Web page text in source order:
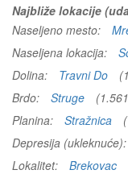
Najbliže lokacije
Naseljeno mesto:
Naseljena lokacija:
Dolina:
Travni Do
Brdo:
Struge
Planina:
Stražnica
Depresija (ukleknuće):
Lokalitet:
Brekovac